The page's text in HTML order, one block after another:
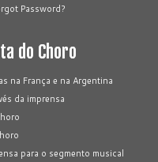
Password?
do Choro
na França e na Argentina
da imprensa
para o segmento musical